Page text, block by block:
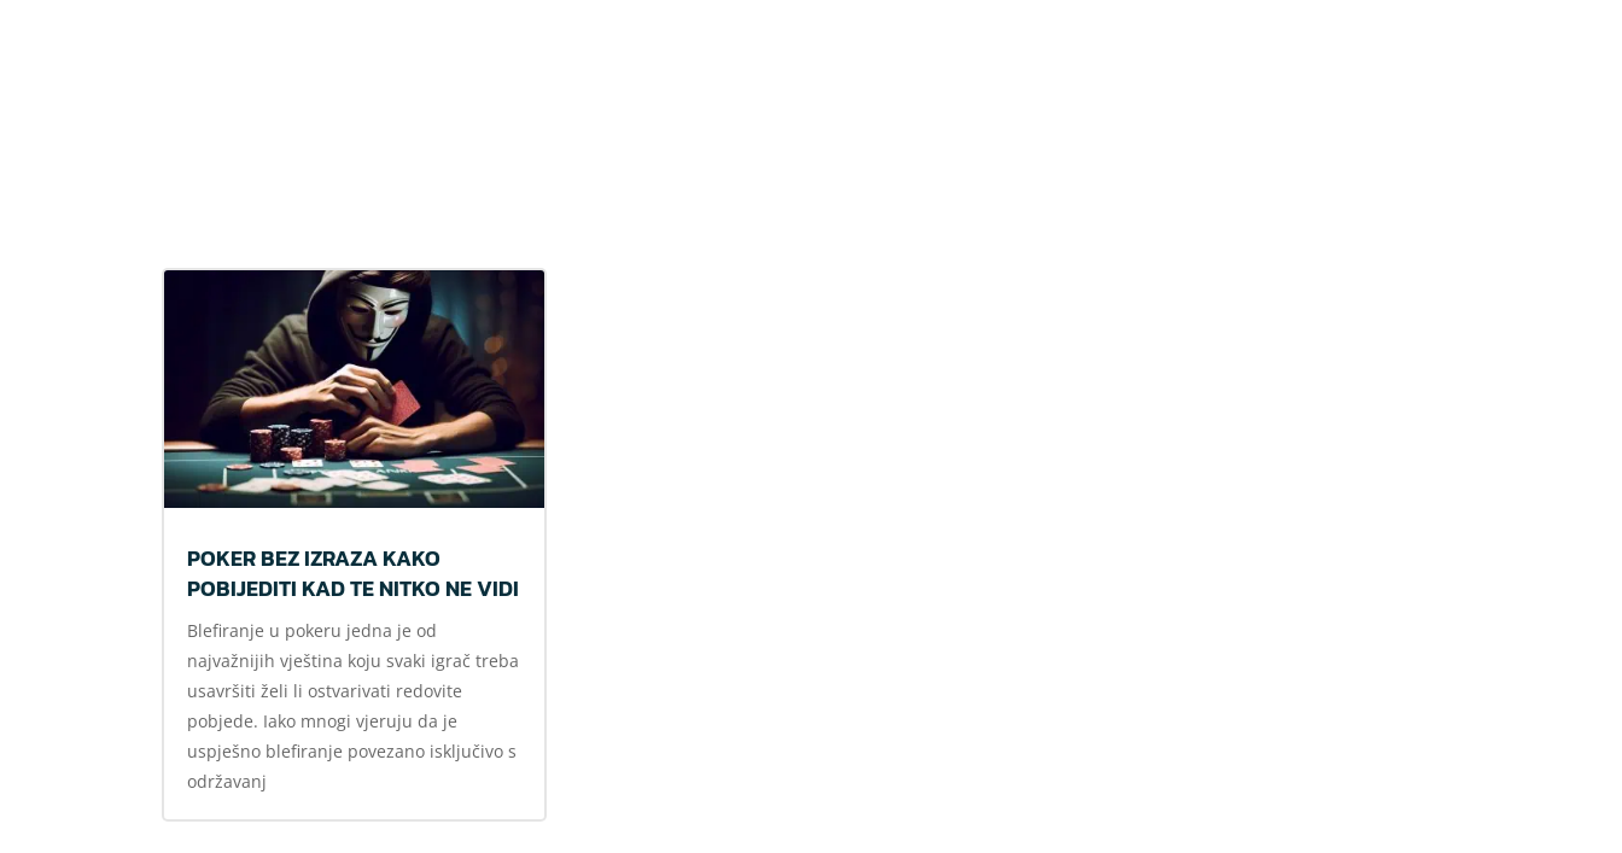
POKER BEZ IZRAZA KAKO
POBIJEDITI KAD TE NITKO NE VIDI
Blefiranje u pokeru jedna je od
najvažnijih vještina koju svaki igrač treba
usavršiti želi li ostvarivati redovite
pobjede. Iako mnogi vjeruju da je
uspješno blefiranje povezano isključivo s
održavanj